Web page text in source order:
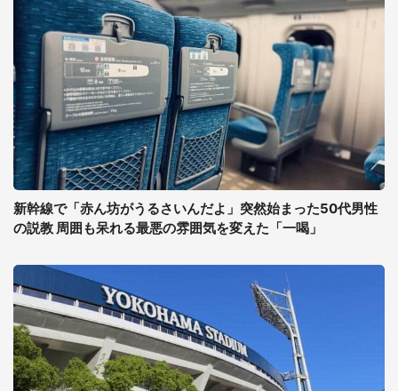
新幹線で「赤ん坊がうるさいんだよ」突然始まった50代男性
の説教 周囲も呆れる最悪の雰囲気を変えた「一喝」